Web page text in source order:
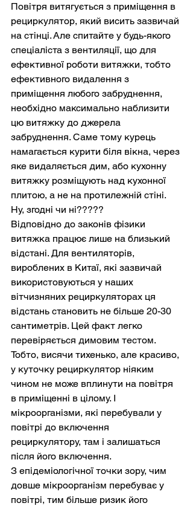
Повітря витягується з приміщення в
рециркулятор, який висить зазвичай
на стінці. Але спитайте у будь-якого
спеціаліста з вентиляції, що для
ефективної роботи витяжки, тобто
ефективного видалення з
приміщення любого забруднення,
необхідно максимально наблизити
цю витяжку до джерела
забруднення. Саме тому курець
намагається курити біля вікна, через
яке видаляється дим, або кухонну
витяжку розміщують над кухонної
плитою, а не на протилежній стіні.
Ну, згодні чи ні?????
Відповідно до законів фізики
витяжка працює лише на близький
відстані. Для вентиляторів,
вироблених в Китаї, які зазвичай
використовуються у наших
вітчизняних рециркуляторах ця
відстань становить не більше 20-30
сантиметрів. Цей факт легко
перевіряється димовим тестом.
Тобто, висячи тихенько, але красиво,
у куточку рециркулятор ніяким
чином не може вплинути на повітря
в приміщенні в цілому. І
мікроорганізми, які перебували у
повітрі до включення
рециркулятору, там і залишаться
після його включення.
З епідеміологічної точки зору, чим
довше мікроорганізм перебуває у
повітрі, тим більше ризик його